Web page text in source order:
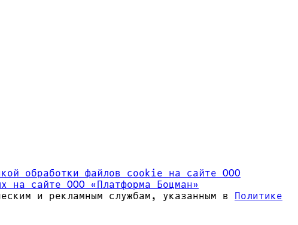
обработки файлов сookie на сайте ООО
на сайте ООО «Платформа Боцман»
и рекламным службам, указанным в Политике